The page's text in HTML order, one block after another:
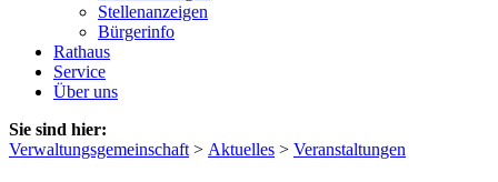
Stellenanzeigen
Bürgerinfo
Rathaus
Service
Über uns
Sie sind hier:
Verwaltungsgemeinschaft > Aktuelles > Veranstaltungen